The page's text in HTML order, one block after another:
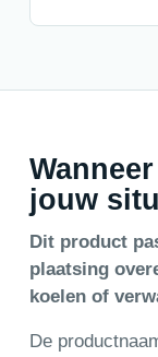
jouw
Dit product
plaatsing
koelen of
De